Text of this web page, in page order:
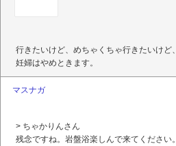
行きたいけど、めちゃくちゃ行きたいけど、
妊婦はやめときます。
マスナガ
> ちゃかりんさん
残念ですね。岩盤浴楽しんで来てください。